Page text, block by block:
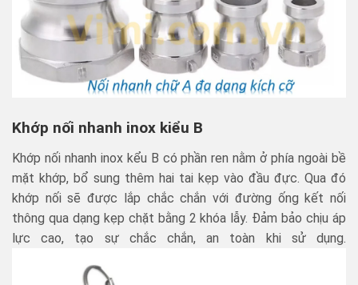
Khớp nối nhanh inox kiểu B
Khớp nối nhanh inox kểu B có phần ren nằm ở phía ngoài bề
mặt khớp, bổ sung thêm hai tai kẹp vào đầu đực. Qua đó
khớp nối sẽ được lắp chắc chắn với đường ống kết nối
thông qua dạng kẹp chặt bằng 2 khóa lẫy. Đảm bảo chịu áp
lực cao, tạo sự chắc chắn, an toàn khi sử dụng.